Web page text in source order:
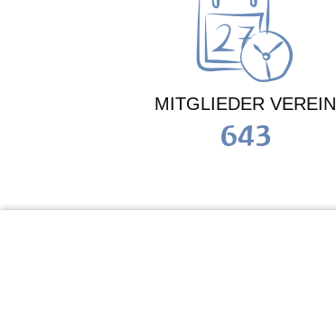
MITGLIEDER VEREIN
643